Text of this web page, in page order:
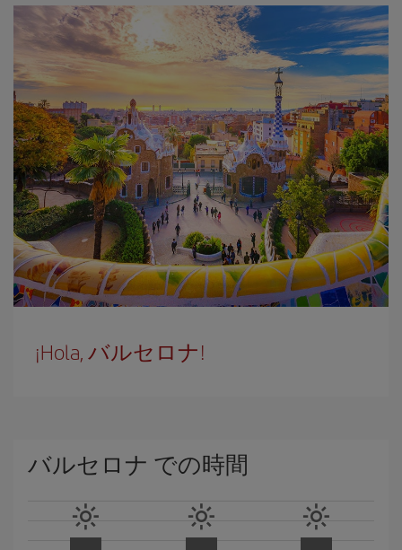
¡Hola, バルセロナ!
バルセロナ での時間